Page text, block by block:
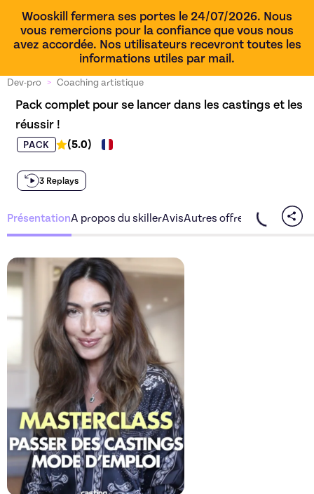
Wooskill fermera ses portes le 24/07/2026. Nous
vous remercions pour la confiance que vous nous
avez accordée. Nos utilisateurs recevront toutes les
informations utiles par mail.
Dev-pro > Coaching artistique
Pack complet pour se lancer dans les castings et les
réussir !
PACK (5.0)
3 Replays
PrésentationA propos du skillerAvisAutres offres du skiller